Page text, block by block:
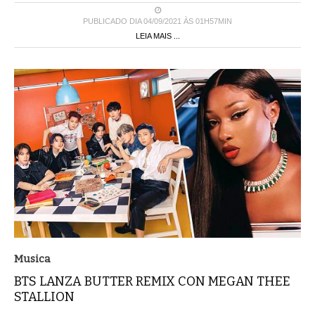
PUBLICADO DIA 04/09/2021 ÀS 01H57MIN
LEIA MAIS ...
Musica
BTS LANZA BUTTER REMIX CON MEGAN THEE
STALLION